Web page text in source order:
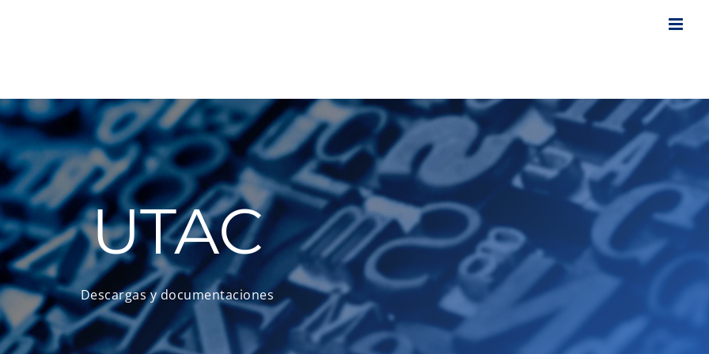
UTAC
Descargas y documentaciones